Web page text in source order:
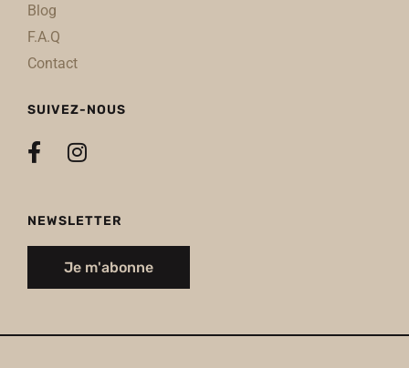
Blog
F.A.Q
Contact
SUIVEZ-NOUS
NEWSLETTER
Je m'abonne